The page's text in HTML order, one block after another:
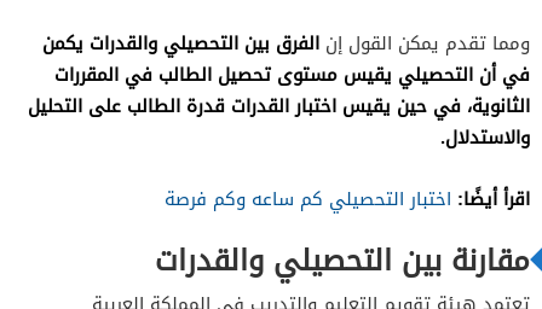
ومما تقدم يمكن القول إن الفرق بين التحصيلي والقدرات يكمن
في أن التحصيلي يقيس مستوى تحصيل الطالب في المقررات
الثانوية، في حين يقيس اختبار القدرات قدرة الطالب على التحليل
والاستدلال.
اقرأ أيضًا: اختبار التحصيلي كم ساعه وكم فرصة
مقارنة بين التحصيلي والقدرات